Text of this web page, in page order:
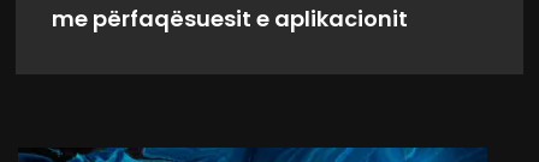
me përfaqësuesit e aplikacionit